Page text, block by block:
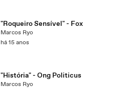
"Roqueiro Sensível" - Fox
Marcos Ryo
há 15 anos
"História" - Ong Politicus
Marcos Ryo